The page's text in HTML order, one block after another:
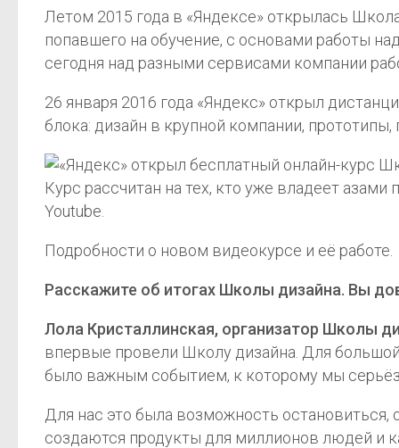
Летом 2015 года в «Яндексе» открылась
попавшего на обучение, с основами работы
сегодня над разными сервисами компании
26 января 2016 года «Яндекс» открыл
блока: дизайн в крупной компании,
Курс рассчитан на тех, кто уже владеет
Youtube.
Подробности о новом видеокурсе и её работе.
Расскажите об итогах Школы дизайна. Вы
Лола Кристаллинская, организатор Школы
впервые провели Школу дизайна. Для
было важным событием, к которому мы
Для нас это была возможность
создаются продукты для миллионов людей и